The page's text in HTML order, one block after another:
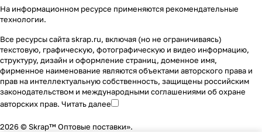
На информационном ресурсе применяются рекомендательные
технологии.
Все ресурсы сайта skrap.ru, включая (но не ограничиваясь)
текстовую, графическую, фотографическую и видео информацию,
структуру, дизайн и оформление страниц, доменное имя,
фирменное наименование являются объектами авторского права и
прав на интеллектуальную собственность, защищены российским
законодательством и международными соглашениями об охране
авторских прав. Читать далее
2026 © Skrap™ Оптовые поставки».